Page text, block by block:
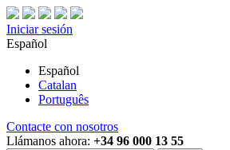
Iniciar sesión
Español
Español
Catalan
Português
Contacte con nosotros
Llámanos ahora: +34 96 000 13 55